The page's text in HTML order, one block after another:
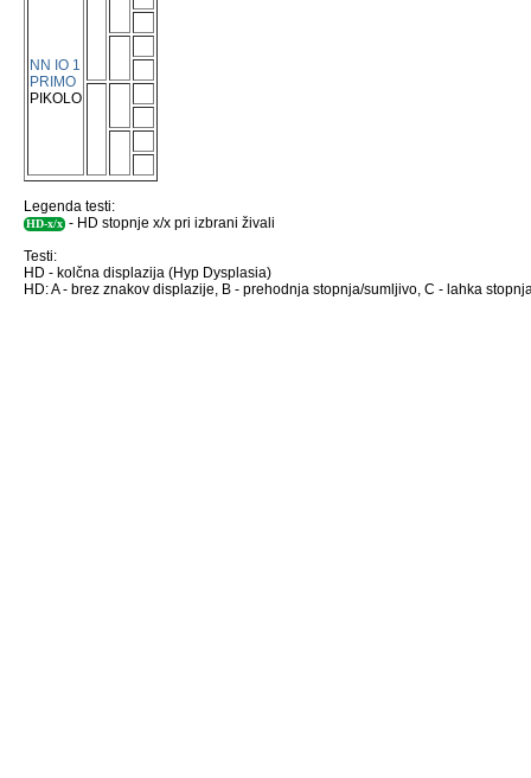
NN IO 1
PRIMO
PIKOLO
Legenda testi:
HD-x/x - HD stopnje x/x pri izbrani živali
Testi:
HD - kolčna displazija (Hyp Dysplasia)
HD: A - brez znakov displazije, B - prehodnja stopnja/sumljivo, C - lahka